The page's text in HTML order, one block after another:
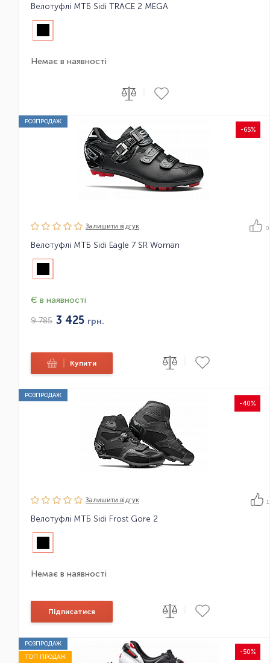
Велотуфлі МТБ Sidi TRACE 2 MEGA
Немає в наявності
РОЗПРОДАЖ
-65%
Залишити вiдгук 0
Велотуфлі МТБ Sidi Eagle 7 SR Woman
Є в наявності
9 785 3 425 грн.
Купити
РОЗПРОДАЖ
-40%
Залишити вiдгук 1
Велотуфлі МТБ Sidi Frost Gore 2
Немає в наявності
Підписатися
РОЗПРОДАЖ
-50%
ТОП ПРОДАЖ